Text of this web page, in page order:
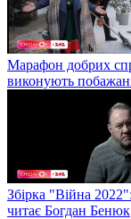
Марафон добрих
виконують
Збірка "Війна
читає Богдан Бенюк